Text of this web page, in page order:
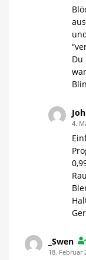
Du
4.
_Swen
18. Februar